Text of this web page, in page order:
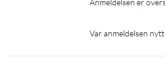
Anmeldelsen er
Var anmeldelsen